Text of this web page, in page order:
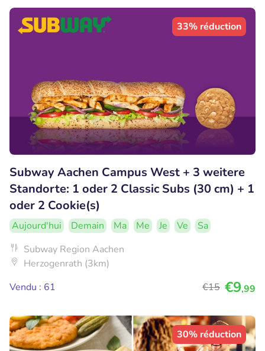
33% réduction
Subway Aachen Campus West + 3 weitere
Standorte: 1 oder 2 Classic Subs (30 cm) + 1
oder 2 Cookie(s)
Aujourd'hui Demain Ma Me Je Ve
Sa
Subway Region Aachen
Herzogenrath (3km)
Vendu : 61
€15 €9,99
30% réduction